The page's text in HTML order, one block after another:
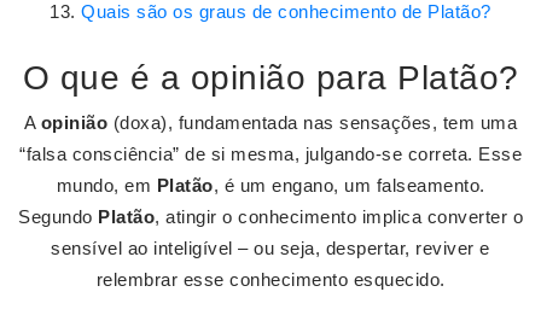
Quais são os graus de conhecimento de Platão?
O que é a opinião para Platão?
A opinião (doxa), fundamentada nas sensações, tem uma
“falsa consciência” de si mesma, julgando-se correta. Esse
mundo, em Platão, é um engano, um falseamento.
Segundo Platão, atingir o conhecimento implica converter o
sensível ao inteligível – ou seja, despertar, reviver e
relembrar esse conhecimento esquecido.